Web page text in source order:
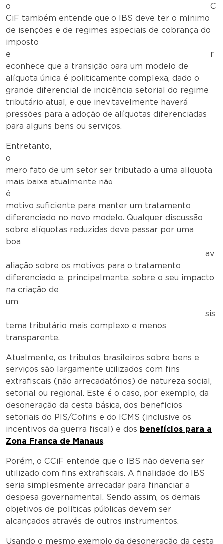
o C
CiF também entende que o IBS deve ter o mínimo
de isenções e de regimes especiais de cobrança do
imposto
e r
econhece que a transição para um modelo de
alíquota única é politicamente complexa, dado o
grande diferencial de incidência setorial do regime
tributário atual, e que inevitavelmente haverá
pressões para a adoção de alíquotas diferenciadas
para alguns bens ou serviços.
Entretanto,
o
mero fato de um setor ser tributado a uma alíquota
mais baixa atualmente não
é
motivo suficiente para manter um tratamento
diferenciado no novo modelo. Qualquer discussão
sobre alíquotas reduzidas deve passar por uma
boa
av
aliação sobre os motivos para o tratamento
diferenciado e, principalmente, sobre o seu impacto
na criação de
um
sis
tema tributário mais complexo e menos
transparente.
Atualmente, os tributos brasileiros sobre bens e
serviços são largamente utilizados com fins
extrafiscais (não arrecadatórios) de natureza social,
setorial ou regional. Este é o caso, por exemplo, da
desoneração da cesta básica, dos benefícios
setoriais do PIS/Cofins e do ICMS (inclusive os
incentivos da guerra fiscal) e dos benefícios para a
Zona Franca de Manaus.
Porém, o CCiF entende que o IBS não deveria ser
utilizado com fins extrafiscais. A finalidade do IBS
seria simplesmente arrecadar para financiar a
despesa governamental. Sendo assim, os demais
objetivos de políticas públicas devem ser
alcançados através de outros instrumentos.
Usando o mesmo exemplo da desoneração da cesta